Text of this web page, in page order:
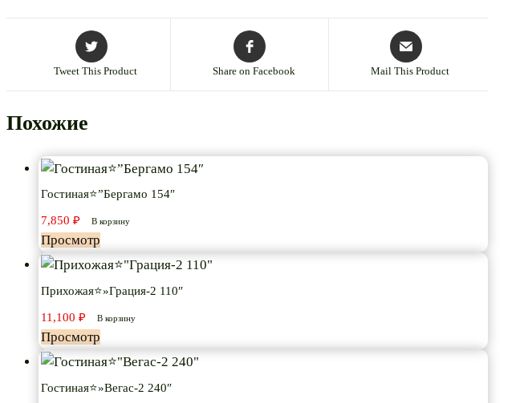
Tweet This Product Share on Facebook Mail This Product
Похожие
Гостиная⭐”Бергамо 154″
7,850 ₽ В корзину
Просмотр
Прихожая⭐»Грация-2 110″
11,100 ₽ В корзину
Просмотр
Гостиная⭐»Вегас-2 240″